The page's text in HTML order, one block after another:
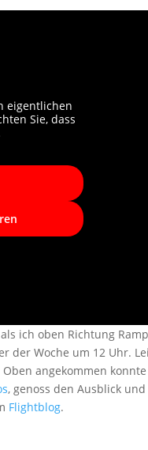
eigentlichen
Sie, dass
ich oben Richtung
der Woche um 12 Uhr.
angekommen konnte
, genoss den Ausblick und
Flightblog.